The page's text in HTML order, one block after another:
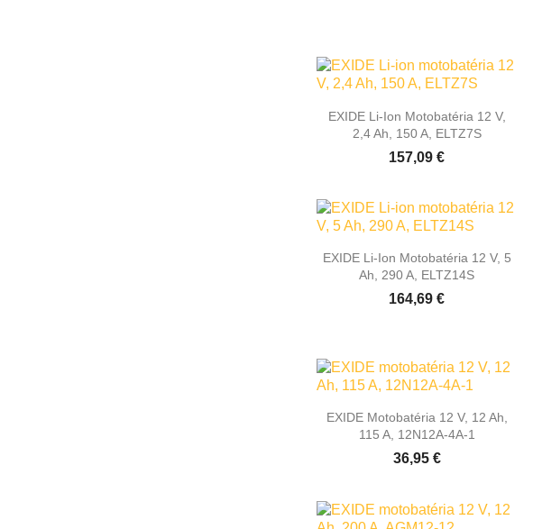
 Rýchly náhľad
EXIDE Li-Ion Motobatéria 12 V,
2,4 Ah, 150 A, ELTZ7S
157,09 €
 Rýchly náhľad
EXIDE Li-Ion Motobatéria 12 V, 5
Ah, 290 A, ELTZ14S
164,69 €
 Rýchly náhľad
EXIDE Motobatéria 12 V, 12 Ah,
115 A, 12N12A-4A-1
36,95 €